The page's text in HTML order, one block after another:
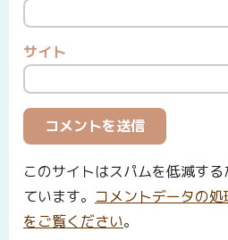
サイト
このサイトはスパムを低減す
ています。 コメントデータの
をご覧ください。